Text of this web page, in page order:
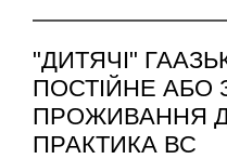
"ДИТЯЧІ"
ПОСТІЙНЕ АБО
ПРОЖИВАННЯ
ПРАКТИКА ВС